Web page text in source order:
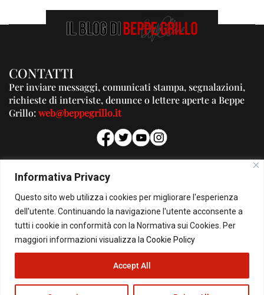
Informativa Privacy
Questo sito web utilizza i cookies per migliorare l'esperienza
dell'utente. Continuando la navigazione l'utente acconsente a
tutti i cookie in conformità con la Normativa sui Cookies. Per
maggiori informazioni visualizza la Cookie Policy
Accept All
CONTATTI
Per inviare messaggi, comunicati stampa, segnalazioni,
richieste di interviste, denunce o lettere aperte a Beppe
Grillo:web@beppegrillo.it
PUBBLICITA'
Per la tua pubblicità su questo Blog:
pubblicita@beppegrillo.it
© Copyright 2026 - Il Blog di Beppe Grillo. All Rights Reserved - Powered by
happygrafic.com